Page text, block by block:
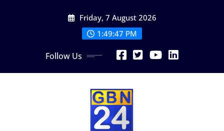
Friday, 7 August 2026
1:49:47 PM
Follow Us